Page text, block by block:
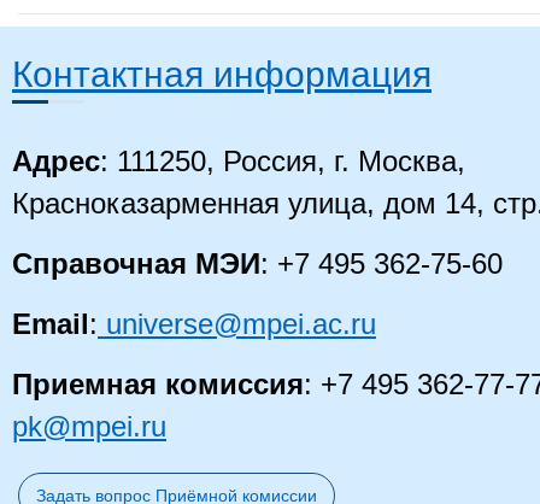
Контактная информация
Адрес: 111250, Россия, г. Москва,
Красноказарменная улица, дом 14,
Справочная МЭИ: +7 495 362-75-60
Email: universe@mpei.ac.ru
Приемная комиссия: +7 495 362-77-
pk@mpei.ru
Задать вопрос Приёмной комиссии